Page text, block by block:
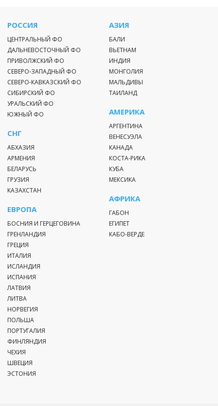
РОССИЯ
ЦЕНТРАЛЬНЫЙ ФО
ДАЛЬНЕВОСТОЧНЫЙ ФО
ПРИВОЛЖСКИЙ ФО
СЕВЕРО-ЗАПАДНЫЙ ФО
СЕВЕРО-КАВКАЗСКИЙ ФО
СИБИРСКИЙ ФО
УРАЛЬСКИЙ ФО
ЮЖНЫЙ ФО
СНГ
АБХАЗИЯ
АРМЕНИЯ
БЕЛАРУСЬ
ГРУЗИЯ
КАЗАХСТАН
ЕВРОПА
БОСНИЯ И ГЕРЦЕГОВИНА
ГРЕНЛАНДИЯ
ГРЕЦИЯ
ИТАЛИЯ
ИСЛАНДИЯ
ИСПАНИЯ
ЛАТВИЯ
ЛИТВА
НОРВЕГИЯ
ПОЛЬША
ПОРТУГАЛИЯ
ФИНЛЯНДИЯ
ЧЕХИЯ
ШВЕЦИЯ
ЭСТОНИЯ
АЗИЯ
БАЛИ
ВЬЕТНАМ
ИНДИЯ
МОНГОЛИЯ
МАЛЬДИВЫ
ТАИЛАНД
АМЕРИКА
АРГЕНТИНА
ВЕНЕСУЭЛА
КАНАДА
КОСТА-РИКА
КУБА
МЕКСИКА
АФРИКА
ГАБОН
ЕГИПЕТ
КАБО-ВЕРДЕ